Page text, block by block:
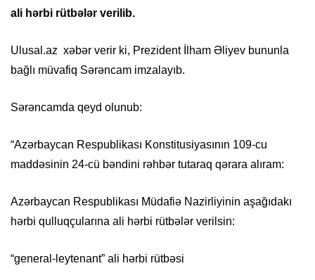
ali hərbi rütbələr verilib.
Ulusal.az xəbər verir ki, Prezident İlham Əliyev bununla
bağlı müvafiq Sərəncam imzalayıb.
Sərəncamda qeyd olunub:
“Azərbaycan Respublikası Konstitusiyasının 109-cu
maddəsinin 24-cü bəndini rəhbər tutaraq qərara alıram:
Azərbaycan Respublikası Müdafiə Nazirliyinin aşağıdakı
hərbi qulluqçularına ali hərbi rütbələr verilsin:
“general-leytenant” ali hərbi rütbəsi